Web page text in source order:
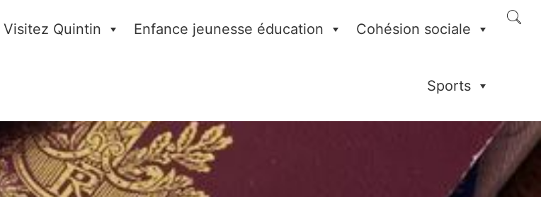
Visitez Quintin Enfance jeunesse éducation Cohésion sociale
Sports